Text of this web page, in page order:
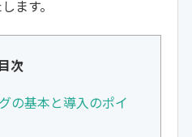
ます。
目次
の基本と導入のポイ